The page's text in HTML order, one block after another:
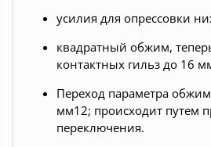
усилия для опрессовки
квадратный обжим,
контактных гильз до 16
Переход параметра
мм12; происходит путем
переключения.